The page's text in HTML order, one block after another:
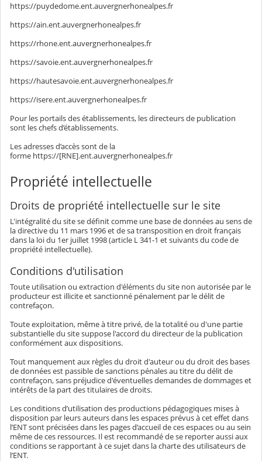
https://puydedome.ent.auvergnerhonealpes.fr
https://ain.ent.auvergnerhonealpes.fr
https://rhone.ent.auvergnerhonealpes.fr
https://savoie.ent.auvergnerhonealpes.fr
https://hautesavoie.ent.auvergnerhonealpes.fr
https://isere.ent.auvergnerhonealpes.fr
Pour les portails des établissements, les directeurs de publication
sont les chefs d’établissements.
Les adresses d’accès sont de la
forme https://[RNE].ent.auvergnerhonealpes.fr
Propriété intellectuelle
Droits de propriété intellectuelle sur le site
L'intégralité du site se définit comme une base de données au sens de
la directive du 11 mars 1996 et de sa transposition en droit français
dans la loi du 1er juillet 1998 (article L 341-1 et suivants du code de
propriété intellectuelle).
Conditions d'utilisation
Toute utilisation ou extraction d'éléments du site non autorisée par le
producteur est illicite et sanctionné pénalement par le délit de
contrefaçon.
Toute exploitation, même à titre privé, de la totalité ou d'une partie
substantielle du site suppose l'accord du directeur de la publication
conformément aux dispositions.
Tout manquement aux règles du droit d'auteur ou du droit des bases
de données est passible de sanctions pénales au titre du délit de
contrefaçon, sans préjudice d'éventuelles demandes de dommages et
intérêts de la part des titulaires de droits.
Les conditions d’utilisation des productions pédagogiques mises à
disposition par leurs auteurs dans les espaces prévus à cet effet dans
l’ENT sont précisées dans les pages d’accueil de ces espaces ou au sein
même de ces ressources. Il est recommandé de se reporter aussi aux
conditions se rapportant à ce sujet dans la charte des utilisateurs de
l’ENT.